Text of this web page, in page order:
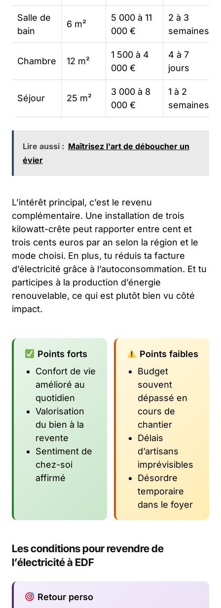
Salle de
bain
6 m²
5 000 à 11
000 €
2 à 3
semaines
Chambre 12 m²
1 500 à 4
000 €
4 à 7
jours
Séjour 25 m²
3 000 à 8
000 €
1 à 2
semaines
Lire aussi : Maîtrisez l'art de déboucher un
évier
L’intérêt principal, c’est le revenu
complémentaire. Une installation de trois
kilowatt-crête peut rapporter entre cent et
trois cents euros par an selon la région et le
mode choisi. En plus, tu réduis ta facture
d’électricité grâce à l’autoconsommation. Et tu
participes à la production d’énergie
renouvelable, ce qui est plutôt bien vu côté
impact.
Points forts
Confort de vie
amélioré au
quotidien
Valorisation
du bien à la
revente
Sentiment de
chez-soi
affirmé
Points faibles
Budget
souvent
dépassé en
cours de
chantier
Délais
d’artisans
imprévisibles
Désordre
temporaire
dans le foyer
Les conditions pour revendre de
l’électricité à EDF
Retour perso